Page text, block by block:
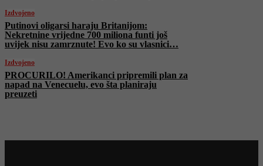
Izdvojeno
Putinovi oligarsi haraju Britanijom:
Nekretnine vrijedne 700 miliona funti još
uvijek nisu zamrznute! Evo ko su vlasnici…
Izdvojeno
PROCURILO! Amerikanci pripremili plan za
napad na Venecuelu, evo šta planiraju
preuzeti